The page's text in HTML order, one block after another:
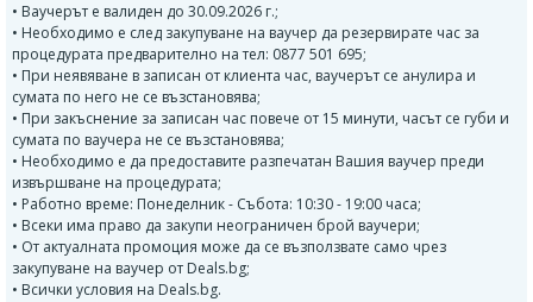
• Ваучерът е валиден до 30.09.2026 г.;
• Необходимо е след закупуване на ваучер да резервирате час за
процедурата предварително на тел: 0877 501 695;
• При неявяване в записан от клиента час, ваучерът се анулира и
сумата по него не се възстановява;
• При закъснение за записан час повече от 15 минути, часът се губи и
сумата по ваучера не се възстановява;
• Необходимо е да предоставите разпечатан Вашия ваучер преди
извършване на процедурата;
• Работно време: Понеделник - Събота: 10:30 - 19:00 часа;
• Всеки има право да закупи неограничен брой ваучери;
• От актуалната промоция може да се възползвате само чрез
закупуване на ваучер от Deals.bg;
• Всички условия на Deals.bg.